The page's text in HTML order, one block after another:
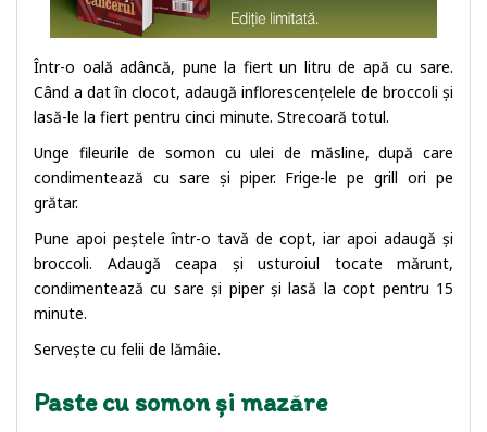
Într-o oală adâncă, pune la fiert un litru de apă cu sare.
Când a dat în clocot, adaugă inflorescențelele de broccoli și
lasă-le la fiert pentru cinci minute. Strecoară totul.
Unge fileurile de somon cu ulei de măsline, după care
condimentează cu sare și piper. Frige-le pe grill ori pe
grătar.
Pune apoi peștele într-o tavă de copt, iar apoi adaugă și
broccoli. Adaugă ceapa și usturoiul tocate mărunt,
condimentează cu sare și piper și lasă la copt pentru 15
minute.
Servește cu felii de lămâie.
Paste cu somon și mazăre